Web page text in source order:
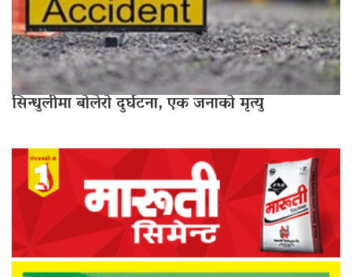
सिन्धुलीमा बोलेरो दुर्घटना, एक जनाको मृत्यु